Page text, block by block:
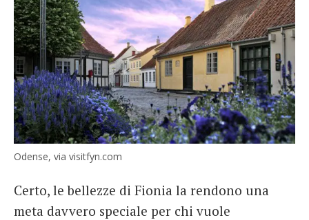
Odense, via visitfyn.com
Certo, le bellezze di Fionia la rendono una
meta davvero speciale per chi vuole